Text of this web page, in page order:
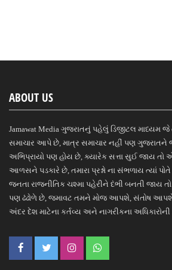
ABOUT US
Jamawat Media ગુજરાતનું પહેલું ડિજીટલ માધ્યમ જે
સમાચાર આપે છે, માત્ર સમાચાર નહીં પણ ગુજરાતને
અભિપ્રાયો પણ હોય છે, ક્યારેક સત્તા સુઈ જાય તો
આળસને પડકારે છે, તમારા પ્રશ્નો ના સંભળાય ત્યાં
જનતા રાજનીતિક ચશ્મા પહેરીને દંભી બનતી જાય
પણ ઢંઢોળે છે, જમાવટ તમને મોજ આપશે, સંતોષ આપશે,
અંદર દેશ માટેના કર્તવ્ય અને નાગરીકના